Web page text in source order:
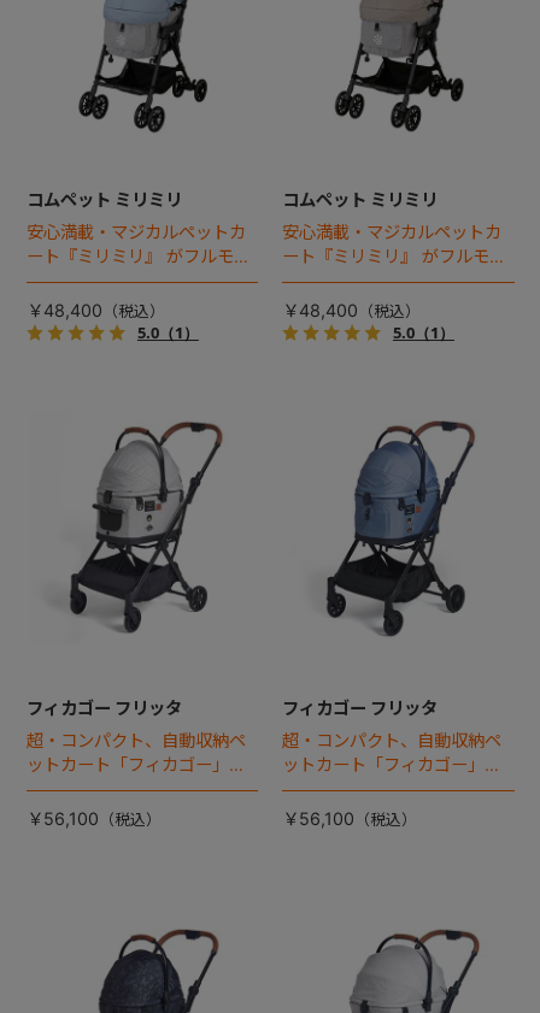
コムペット ミリミリ
安心満載・マジカルペットカ
ート『ミリミリ』 がフルモデ
ルチェンジ。 新機能「マジカ
ルフォールディング」搭載
￥48,400
5.0（1）
コムペット ミリミリ
安心満載・マジカルペットカ
ート『ミリミリ』 がフルモデ
ルチェンジ。 新機能「マジカ
ルフォールディング」搭載
￥48,400
5.0（1）
フィカゴー フリッタ
超・コンパクト、自動収納ペ
ットカート「フィカゴー」に
キャビン着脱タイプが新登
場！
￥56,100
フィカゴー フリッタ
超・コンパクト、自動収納ペ
ットカート「フィカゴー」に
キャビン着脱タイプが新登
場！
￥56,100